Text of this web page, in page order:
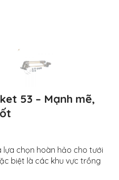
53 – Mạnh mẽ,
lựa chọn hoàn hảo cho tưới
biệt là các khu vực trồng